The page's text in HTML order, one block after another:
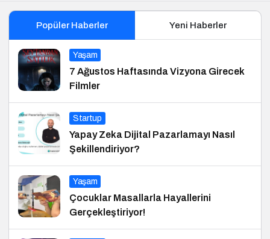
Popüler Haberler Yeni Haberler
Yaşam
7 Ağustos Haftasında Vizyona Girecek
Filmler
Startup
Yapay Zeka Dijital Pazarlamayı Nasıl
Şekillendiriyor?
Yaşam
Çocuklar Masallarla Hayallerini
Gerçekleştiriyor!